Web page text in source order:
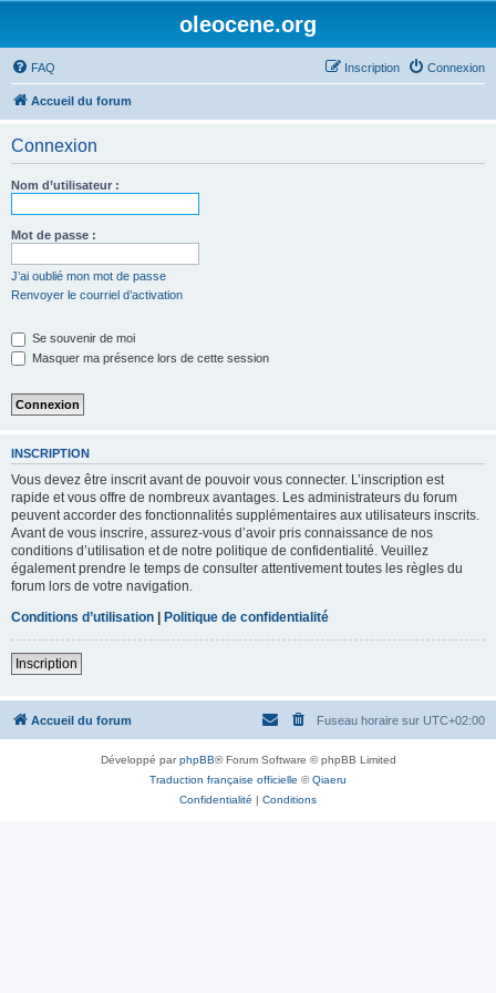
oleocene.org
FAQ Connexion
Inscription
Accueil du forum
Connexion
Nom d’utilisateur :
Mot de passe :
J’ai oublié mon mot de passe
Renvoyer le courriel d’activation
Se souvenir de moi
Masquer ma présence lors de cette session
INSCRIPTION
Vous devez être inscrit avant de pouvoir vous connecter. L’inscription est
rapide et vous offre de nombreux avantages. Les administrateurs du forum
peuvent accorder des fonctionnalités supplémentaires aux utilisateurs inscrits.
Avant de vous inscrire, assurez-vous d’avoir pris connaissance de nos
conditions d’utilisation et de notre politique de confidentialité. Veuillez
également prendre le temps de consulter attentivement toutes les règles du
forum lors de votre navigation.
Conditions d’utilisation | Politique de confidentialité
Inscription
Accueil du forum Fuseau horaire sur UTC+02:00
Développé parphpBB® Forum Software © phpBB Limited
Traduction française officielle ©Qiaeru
Confidentialité | Conditions